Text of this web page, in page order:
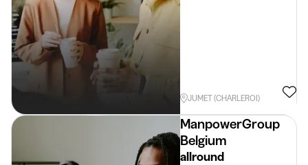
JUMET (CHARLEROI)
ManpowerGroup
Belgium
allround